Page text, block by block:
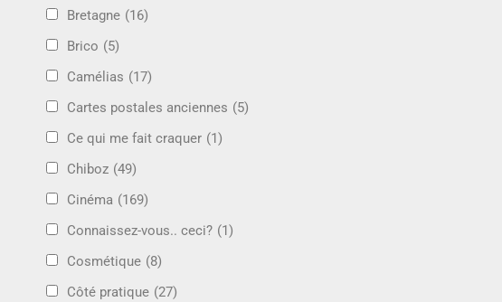
Bretagne (16)
Brico (5)
Camélias (17)
Cartes postales anciennes (5)
Ce qui me fait craquer (1)
Chiboz (49)
Cinéma (169)
Connaissez-vous.. ceci? (1)
Cosmétique (8)
Côté pratique (27)